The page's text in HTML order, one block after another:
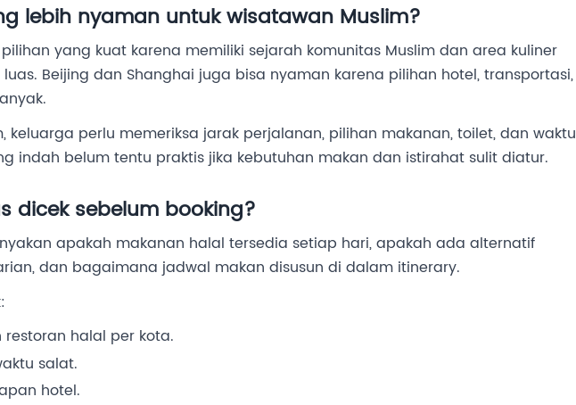
lebih nyaman untuk wisatawan Muslim?
yang kuat karena memiliki sejarah komunitas Muslim dan area kuliner
Beijing dan Shanghai juga bisa nyaman karena pilihan hotel, transportasi,
keluarga perlu memeriksa jarak perjalanan, pilihan makanan, toilet, dan waktu
indah belum tentu praktis jika kebutuhan makan dan istirahat sulit diatur.
dicek sebelum booking?
apakah makanan halal tersedia setiap hari, apakah ada alternatif
dan bagaimana jadwal makan disusun di dalam itinerary.
restoran halal per kota.
salat.
hotel.